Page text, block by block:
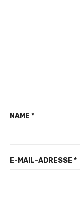
NAME *
E-MAIL-ADRESSE *